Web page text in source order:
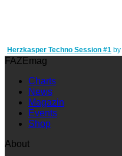
Herzkasper Techno Session #1 by
FAZEmag
Charts
News
Magazin
Events
Shop
About